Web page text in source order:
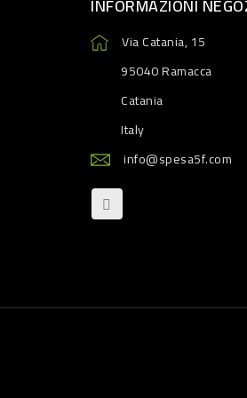
Via Catania, 15
95040 Ramacca
Catania
Italy
info@spesa5f.com